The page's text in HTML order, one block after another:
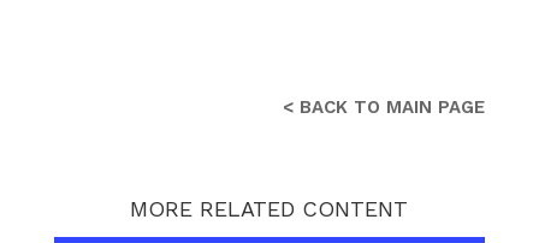
< BACK TO MAIN PAGE
MORE RELATED CONTENT